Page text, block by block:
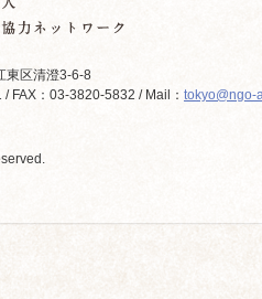
東区清澄3-6-8
FAX：03-3820-5832 / Mail： tokyo@ngo-